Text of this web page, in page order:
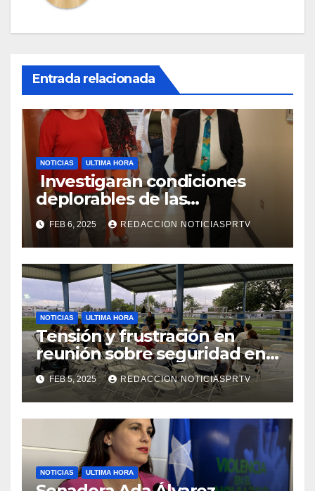
Entrada relacionada
NOTICIAS ULTIMA HORA
Investigaran condiciones
deplorables de las
facilidades el Departamento
de la Salud en Mayagüez
FEB 6, 2025 REDACCION NOTICIASPRTV
NOTICIAS ULTIMA HORA
Tensión y frustración en
reunión sobre seguridad en
Reparto Metropolitano
FEB 5, 2025 REDACCION NOTICIASPRTV
NOTICIAS ULTIMA HORA